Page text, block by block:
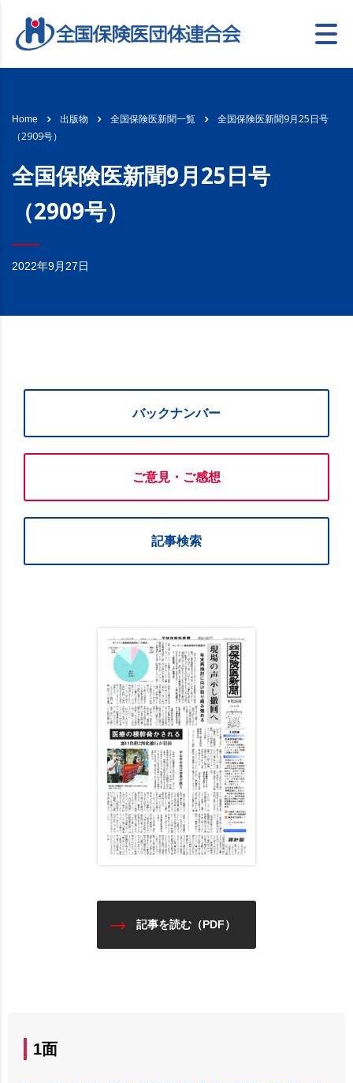
Home 出版物 全国保険医新聞一覧
全国保険医新聞9月25日号
（2909号）
全国保険医新聞9月25日号
（2909号）
2022年9月27日
バックナンバー
ご意見・ご感想
記事検索
記事を読む（PDF）
1面